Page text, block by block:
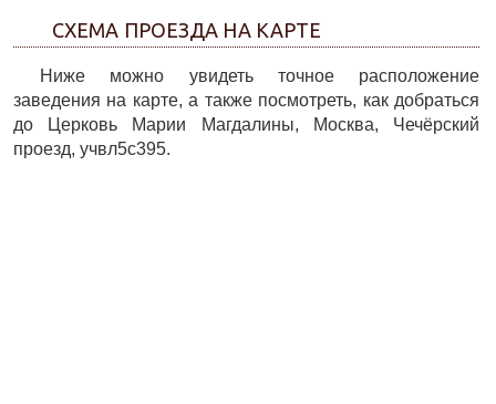
СХЕМА ПРОЕЗДА НА КАРТЕ
Ниже можно увидеть точное расположение
заведения на карте, а также посмотреть, как добраться
до Церковь Марии Магдалины, Москва, Чечёрский
проезд, учвл5с395.